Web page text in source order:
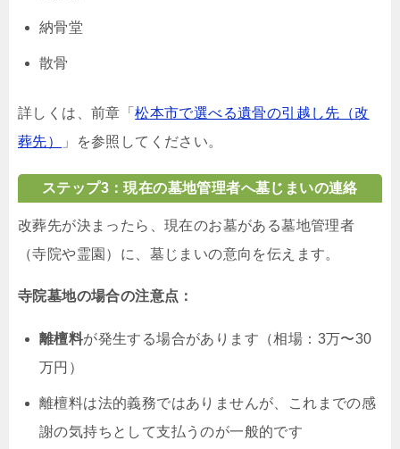
納骨堂
散骨
詳しくは、前章「松本市で選べる遺骨の引越し先（改
葬先）
」を参照してください。
ステップ3：現在の墓地管理者へ墓じまいの連絡
改葬先が決まったら、現在のお墓がある墓地管理者
（寺院や霊園）に、墓じまいの意向を伝えます。
寺院墓地の場合の注意点：
離檀料が発生する場合があります（相場：3万〜30
万円）
離檀料は法的義務ではありませんが、これまでの感
謝の気持ちとして支払うのが一般的です